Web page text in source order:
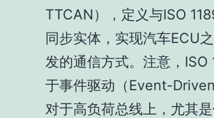
TTCAN），定义与ISO
同步实体，实现汽车ECU
发的通信方式。注意，ISO
于事件驱动（Event-
对于高负荷总线上，尤其